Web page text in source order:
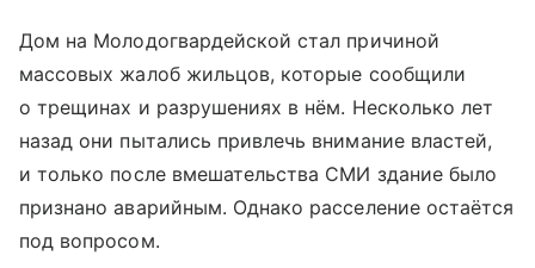
Дом на Молодогвардейской стал причиной
массовых жалоб жильцов, которые сообщили
о трещинах и разрушениях в нём. Несколько лет
назад они пытались привлечь внимание властей,
и только после вмешательства СМИ здание было
признано аварийным. Однако расселение остаётся
под вопросом.